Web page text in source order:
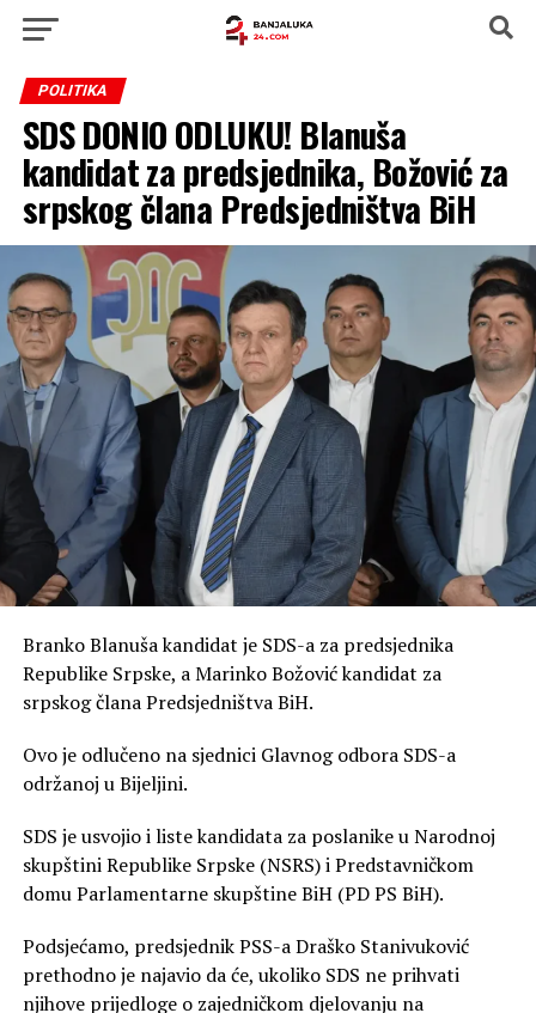
POLITIKA
SDS DONIO ODLUKU! Blanuša
kandidat za predsjednika, Božović za
srpskog člana Predsjedništva BiH
Branko Blanuša kandidat je SDS-a za predsjednika
Republike Srpske, a Marinko Božović kandidat za
srpskog člana Predsjedništva BiH.
Ovo je odlučeno na sjednici Glavnog odbora SDS-a
održanoj u Bijeljini.
SDS je usvojio i liste kandidata za poslanike u Narodnoj
skupštini Republike Srpske (NSRS) i Predstavničkom
domu Parlamentarne skupštine BiH (PD PS BiH).
Podsjećamo, predsjednik PSS-a Draško Stanivuković
prethodno je najavio da će, ukoliko SDS ne prihvati
njihove prijedloge o zajedničkom djelovanju na